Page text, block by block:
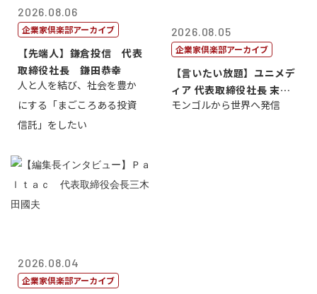
2026.08.06
企業家倶楽部アーカイブ
【先端人】鎌倉投信 代表
取締役社長 鎌田恭幸
人と人を結び、社会を豊か
にする「まごころある投資
信託」をしたい
2026.08.05
企業家倶楽部アーカイブ
【言いたい放題】ユニメデ
ィア 代表取締役社長 末田
真
モンゴルから世界へ発信
2026.08.04
企業家倶楽部アーカイブ